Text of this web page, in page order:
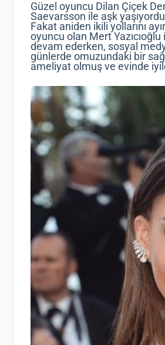
Güzel oyuncu Dilan Çiçek
Saevarsson ile aşk
Fakat aniden ikili yollarını
oyuncu olan Mert
devam ederken, sosyal
günlerde omuzundaki bir
ameliyat olmuş ve evinde